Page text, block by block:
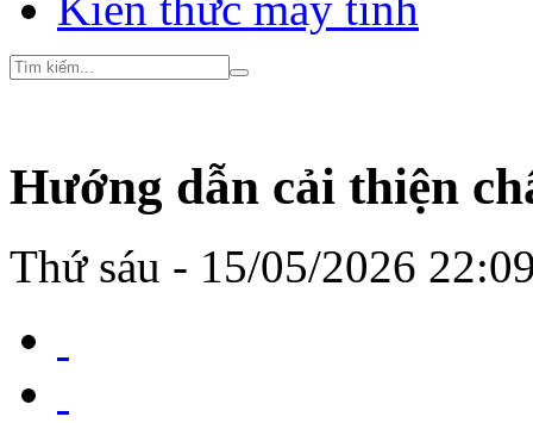
Hướng dẫn cải thiện
Thứ sáu - 15/05/2026